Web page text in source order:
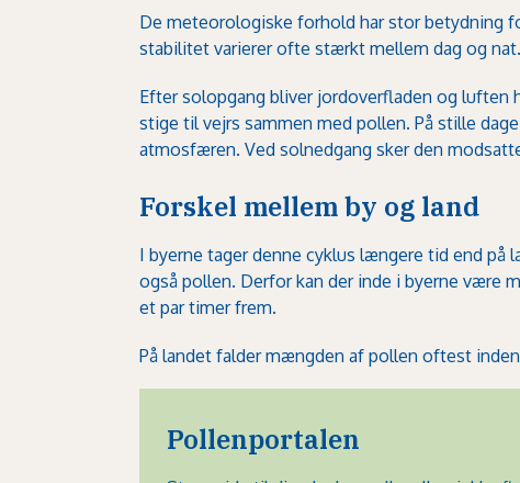
De meteorologiske forhold har stor betydning
stabilitet varierer ofte stærkt mellem dag og nat.
Efter solopgang bliver jordoverfladen og
stige til vejrs sammen med pollen. På stille
atmosfæren. Ved solnedgang sker den
Forskel mellem by og land
I byerne tager denne cyklus længere tid end på
også pollen. Derfor kan der inde i byerne være
et par timer frem.
På landet falder mængden af pollen oftest
Pollenportalen